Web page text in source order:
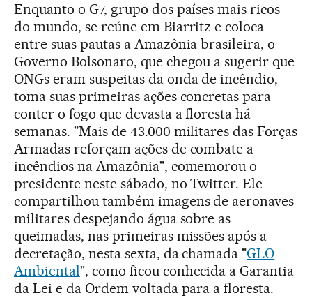
Enquanto o G7, grupo dos países mais ricos
do mundo, se reúne em Biarritz e coloca
entre suas pautas a Amazônia brasileira, o
Governo Bolsonaro, que chegou a sugerir que
ONGs eram suspeitas da onda de incêndio,
toma suas primeiras ações concretas para
conter o fogo que devasta a floresta há
semanas. "Mais de 43.000 militares das Forças
Armadas reforçam ações de combate a
incêndios na Amazônia", comemorou o
presidente neste sábado, no Twitter. Ele
compartilhou também imagens de aeronaves
militares despejando água sobre as
queimadas, nas primeiras missões após a
decretação, nesta sexta, da chamada "GLO
Ambiental", como ficou conhecida a Garantia
da Lei e da Ordem voltada para a floresta.